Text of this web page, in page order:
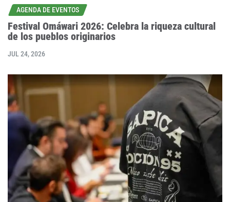
AGENDA DE EVENTOS
Festival Omáwari 2026: Celebra la riqueza cultural
de los pueblos originarios
JUL 24, 2026